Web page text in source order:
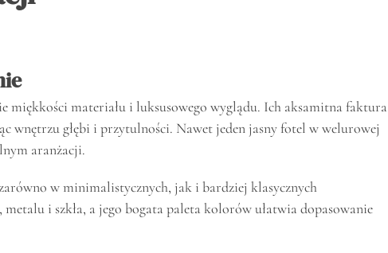
miękkości materiału i luksusowego wyglądu. Ich aksamitna faktura
wnętrzu głębi i przytulności. Nawet jeden jasny fotel w welurowej
aranżacji.
w minimalistycznych, jak i bardziej klasycznych
i szkła, a jego bogata paleta kolorów ułatwia dopasowanie